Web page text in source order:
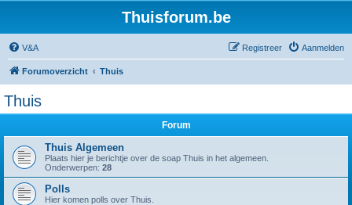
Thuisforum.be
V&A Aanmelden
Registreer
Forumoverzicht Thuis
Thuis
Forum
Thuis Algemeen
Plaats hier je berichtje over de soap Thuis in het algemeen.
Onderwerpen: 28
Polls
Hier komen polls over Thuis.